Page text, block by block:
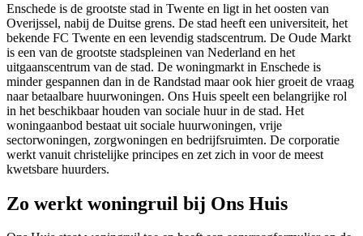
Enschede is de grootste stad in Twente en ligt in het oosten van
Overijssel, nabij de Duitse grens. De stad heeft een universiteit, het
bekende FC Twente en een levendig stadscentrum. De Oude Markt
is een van de grootste stadspleinen van Nederland en het
uitgaanscentrum van de stad. De woningmarkt in Enschede is
minder gespannen dan in de Randstad maar ook hier groeit de vraag
naar betaalbare huurwoningen. Ons Huis speelt een belangrijke rol
in het beschikbaar houden van sociale huur in de stad. Het
woningaanbod bestaat uit sociale huurwoningen, vrije
sectorwoningen, zorgwoningen en bedrijfsruimten. De corporatie
werkt vanuit christelijke principes en zet zich in voor de meest
kwetsbare huurders.
Zo werkt woningruil bij Ons Huis